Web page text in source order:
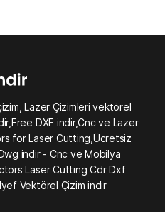
Lazer Çizimleri vektörel
DXF indir,Cnc ve Lazer
for Laser Cutting,Ücretsiz
indir - Cnc ve Mobilya
Laser Cutting Cdr Dxf
Vektörel Çizim indir